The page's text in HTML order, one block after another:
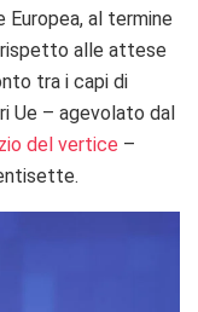
Europea, al termine
rispetto alle attese
tra i capi di
Ue – agevolato dal
del vertice –